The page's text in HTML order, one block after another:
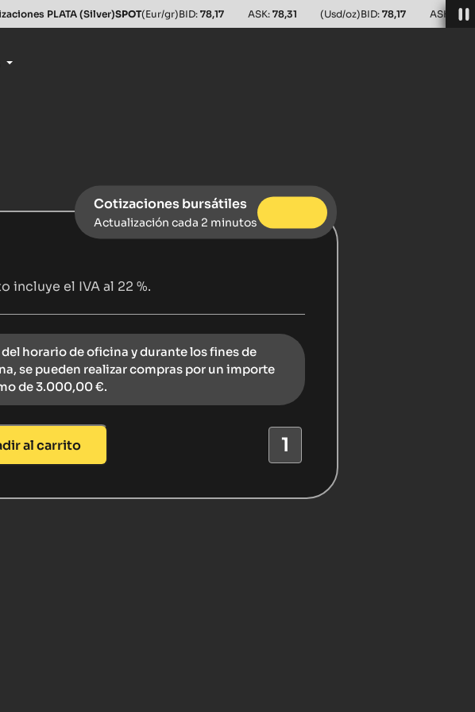
PLATA (Silver)SPOT(Eur/gr)BID: 78,17 ASK: 78,31 (Usd/oz)BID: 78,17 ASK:
Cotizaciones bursátiles
Actualización cada 2 minutos
incluye el IVA al 22 %.
del horario de oficina y durante los fines de
se pueden realizar compras por un importe
de 3.000,00 €.
al carrito